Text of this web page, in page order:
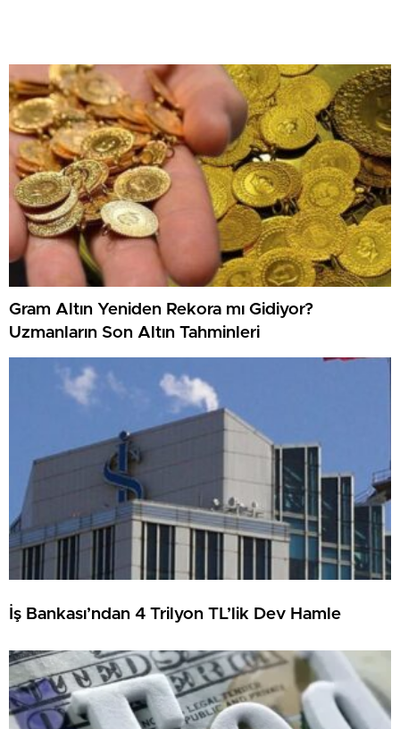
Gram Altın Yeniden Rekora mı Gidiyor?
Uzmanların Son Altın Tahminleri
İş Bankası’ndan 4 Trilyon TL’lik Dev Hamle